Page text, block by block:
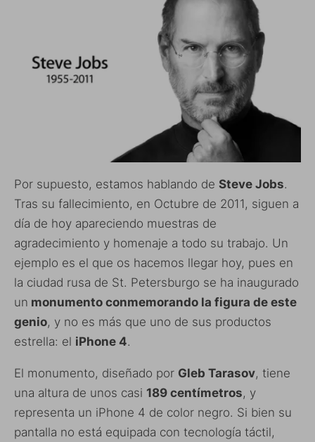
Por supuesto, estamos hablando de Steve Jobs.
Tras su fallecimiento, en Octubre de 2011, siguen a
día de hoy apareciendo muestras de
agradecimiento y homenaje a todo su trabajo. Un
ejemplo es el que os hacemos llegar hoy, pues en
la ciudad rusa de St. Petersburgo se ha inaugurado
un monumento conmemorando la figura de este
genio, y no es más que uno de sus productos
estrella: el iPhone 4.
El monumento, diseñado por Gleb Tarasov, tiene
una altura de unos casi 189 centímetros, y
representa un iPhone 4 de color negro. Si bien su
pantalla no está equipada con tecnología táctil,